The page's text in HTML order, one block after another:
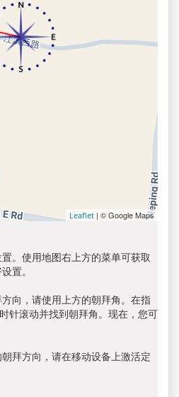
Leaflet | © Google Maps
。使用地图右上方的菜单可获取
置。
向，请使用上方的朝拜角。在指
针滚动并找到朝拜角。现在，您可
拜方向，请在移动设备上激活定